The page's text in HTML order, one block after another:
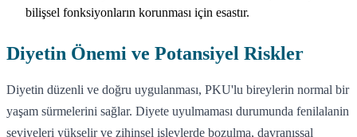
bilişsel fonksiyonların korunması için esastır.
Diyetin Önemi ve Potansiyel Riskler
Diyetin düzenli ve doğru uygulanması, PKU'lu bireylerin normal bir
yaşam sürmelerini sağlar. Diyete uyulmaması durumunda fenilalanin
seviyeleri yükselir ve zihinsel işlevlerde bozulma, davranışsal